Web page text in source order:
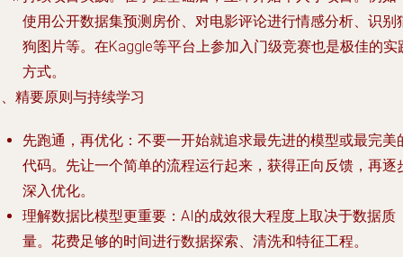
使用公开数据集预测房价、对电影评论进行情感分析、识别
狗图片等。在Kaggle等平台上参加入门级竞赛也是极佳的实
方式。
精要原则与持续学习
先跑通，再优化 ：不要一开始就追求最先进的模型或最完美
代码。先让一个简单的流程运行起来，获得正向反馈，再逐
深入优化。
理解数据比模型更重要 ：AI的成效很大程度上取决于数据质
量。花费足够的时间进行数据探索、清洗和特征工程。